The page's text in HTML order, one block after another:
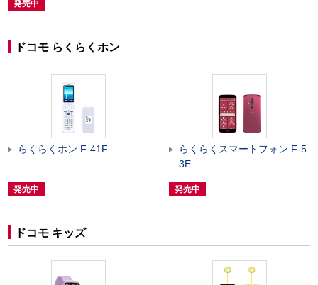
発売中
ドコモ らくらくホン
らくらくホン F-41F
発売中
らくらくスマートフォン F-5
3E
発売中
ドコモ キッズ